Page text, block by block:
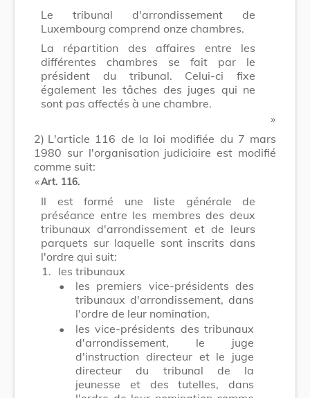
Le tribunal d'arrondissement de
Luxembourg comprend onze chambres.
La répartition des affaires entre les
différentes chambres se fait par le
président du tribunal. Celui-ci fixe
également les tâches des juges qui ne
sont pas affectés à une chambre.
​ »
2) L'article 116 de la loi modifiée du 7 mars
1980 sur l'organisation judiciaire est modifié
comme suit:
​ «Art. 116.
Il est formé une liste générale de
préséance entre les membres des deux
tribunaux d'arrondissement et de leurs
parquets sur laquelle sont inscrits dans
l'ordre qui suit:
1. les tribunaux
•
les premiers vice-présidents des
tribunaux d'arrondissement, dans
l'ordre de leur nomination,
•
les vice-présidents des tribunaux
d'arrondissement, le juge
d'instruction directeur et le juge
directeur du tribunal de la
jeunesse et des tutelles, dans